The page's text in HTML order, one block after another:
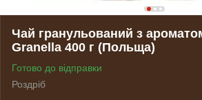
Чай гранульований з
Granella 400 г (Польща)
Готово до відправки
Роздріб